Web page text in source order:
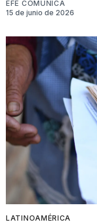
EFE COMUNICA
15 de junio de 2026
LATINOAMÉRICA